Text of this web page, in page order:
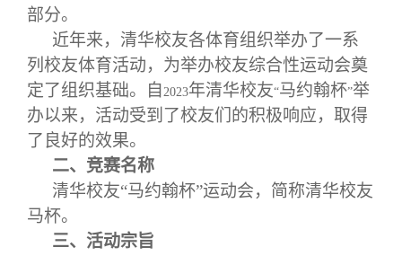
部分。
近年来，清华校友各体育组织举办了一系
列校友体育活动，为举办校友综合性运动会奠
定了组织基础。自 2023年清华校友“马约翰杯”举
办以来，活动受到了校友们的积极响应，取得
了良好的效果。
二、竞赛名称
清华校友“马约翰杯”运动会，简称清华校友
马杯。
三、活动宗旨